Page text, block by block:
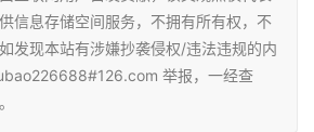
信息存储空间服务，不拥有所有权，不
发现本站有涉嫌抄袭侵权/违法违规的内
举报，一经查